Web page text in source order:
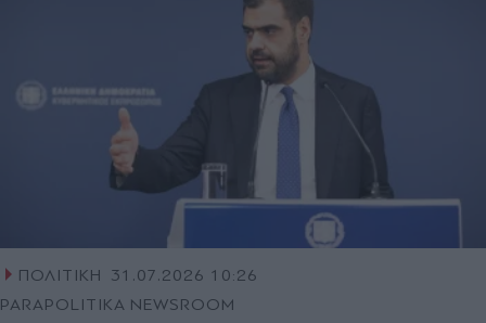
ΠΟΛΙΤΙΚΗ
31.07.2026 10:26
PARAPOLITIKA NEWSROOM